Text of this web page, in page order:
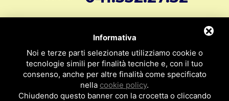
info@svar1951.it
Supporto Tecnico Clienti: assistenza@svar1951.it
Fax: 041 532.73.01
Indirizzo: S.V.A.R. - Via Cappuccina n° 181 - 30172 Mestre VE
ITALY
Informativa
Noi e terze parti selezionate utilizziamo cookie o
tecnologie simili per finalità tecniche e, con il tuo
consenso, anche per altre finalità come specificato
nella cookie policy.
Chiudendo questo banner con la crocetta o cliccando